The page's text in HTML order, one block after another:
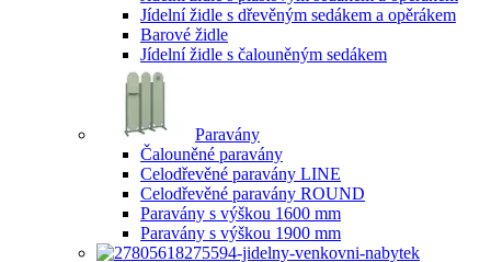
Jídelní židle s dřevěným sedákem a opěrákem
Barové židle
Jídelní židle s čalouněným sedákem
Paravány
Čalouněné paravány
Celodřevěné paravány LINE
Celodřevěné paravány ROUND
Paravány s výškou 1600 mm
Paravány s výškou 1900 mm